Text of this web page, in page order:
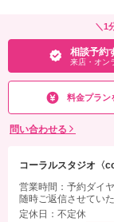
他お子様用品用意(詳細は
相談予約
来店・オン
＼1
相談予約
来店・オン
料金プラン
問い合わせる
コーラルスタジオ〈
営業時間：予約ダイ
随時ご返信させてい
定休日：不定休